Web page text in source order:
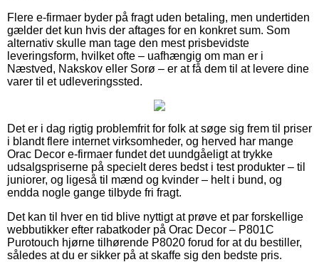
Flere e-firmaer byder på fragt uden betaling, men undertiden
gælder det kun hvis der aftages for en konkret sum. Som
alternativ skulle man tage den mest prisbevidste
leveringsform, hvilket ofte – uafhængig om man er i
Næstved, Nakskov eller Sorø – er at få dem til at levere dine
varer til et udleveringssted.
Det er i dag rigtig problemfrit for folk at søge sig frem til priser
i blandt flere internet virksomheder, og herved har mange
Orac Decor e-firmaer fundet det uundgåeligt at trykke
udsalgspriserne på specielt deres bedst i test produkter – til
juniorer, og ligeså til mænd og kvinder – helt i bund, og
endda nogle gange tilbyde fri fragt.
Det kan til hver en tid blive nyttigt at prøve et par forskellige
webbutikker efter rabatkoder på Orac Decor – P801C
Purotouch hjørne tilhørende P8020 forud for at du bestiller,
således at du er sikker på at skaffe sig den bedste pris.